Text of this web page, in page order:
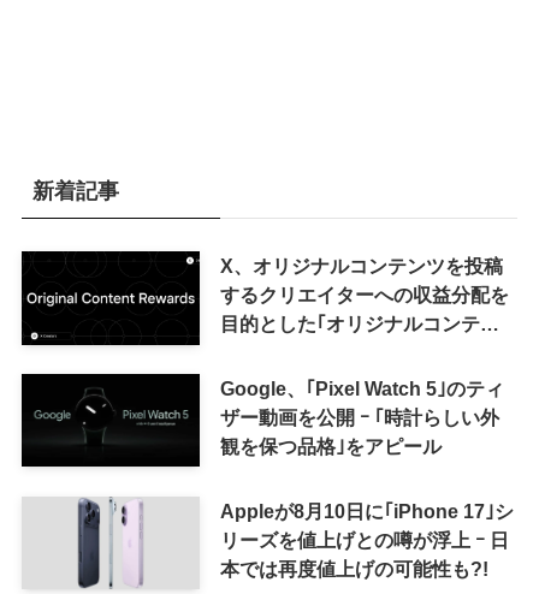
新着記事
X、オリジナルコンテンツを投稿
するクリエイターへの収益分配を
目的とした｢オリジナルコンテン
来の｢収益分配｣は廃止
Google、｢Pixel Watch 5｣のティ
ザー動画を公開 ｰ ｢時計らしい外
観を保つ品格｣をアピール
Appleが8月10日に｢iPhone 17｣シ
リーズを値上げとの噂が浮上 ｰ 日
本では再度値上げの可能性も?!